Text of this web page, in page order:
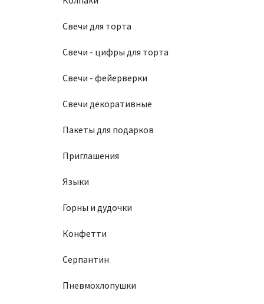
Свечи для торта
Свечи - цифры для торта
Свечи - фейерверки
Свечи декоративные
Пакеты для подарков
Приглашения
Языки
Горны и дудочки
Конфетти
Серпантин
Пневмохлопушки